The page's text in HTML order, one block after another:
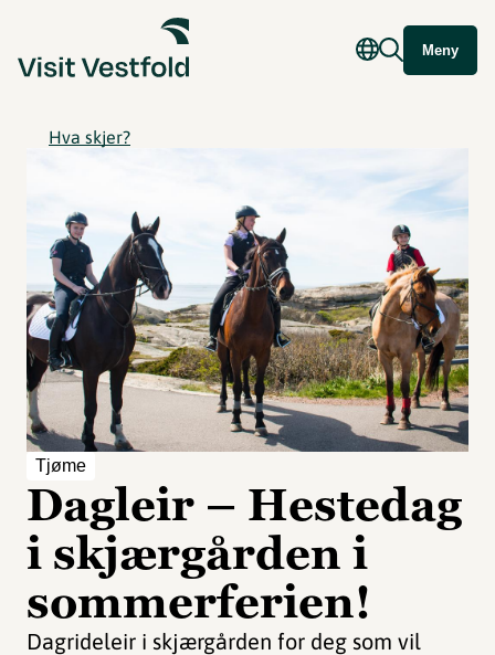
Meny
Hva skjer?
Tjøme
Dagleir – Hestedag
i skjærgården i
sommerferien!
Dagrideleir i skjærgården for deg som vil